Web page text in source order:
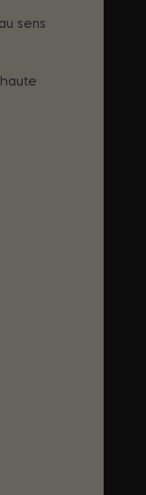
sens